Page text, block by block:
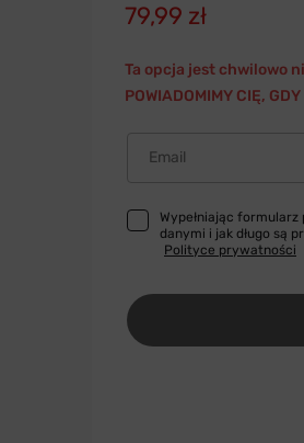
79,99 zł
Ta opcja jest chwilowo
POWIADOMIMY CIĘ,
Email
Wypełniając formularz
danymi i jak długo są
Polityce prywatności